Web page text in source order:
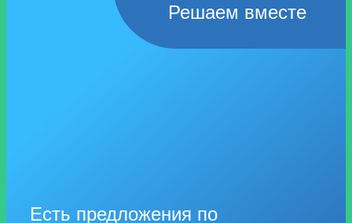
Решаем вместе
Есть предложения по